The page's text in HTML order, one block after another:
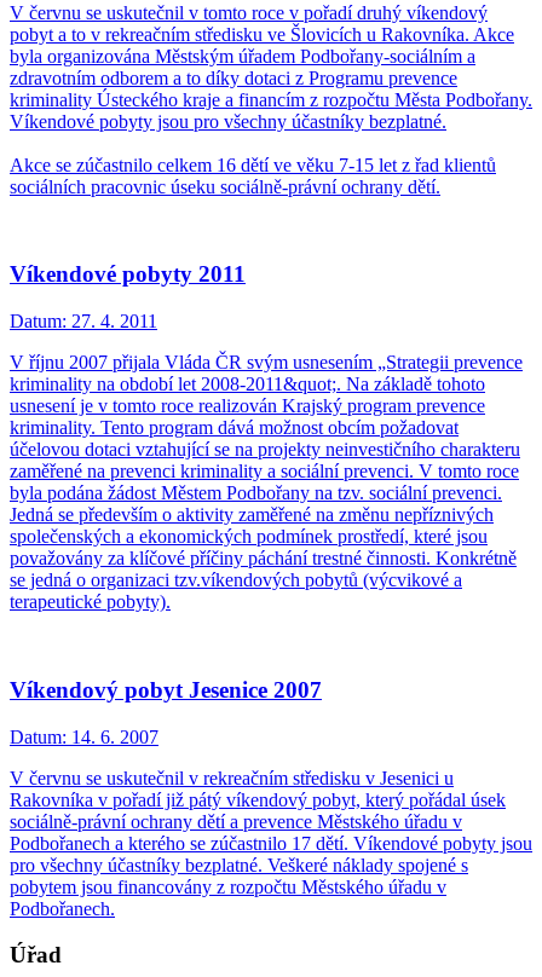
V červnu se uskutečnil v tomto roce v pořadí druhý víkendový
pobyt a to v rekreačním středisku ve Šlovicích u Rakovníka. Akce
byla organizována Městským úřadem Podbořany-sociálním a
zdravotním odborem a to díky dotaci z Programu prevence
kriminality Ústeckého kraje a financím z rozpočtu Města Podbořany.
Víkendové pobyty jsou pro všechny účastníky bezplatné.
Akce se zúčastnilo celkem 16 dětí ve věku 7-15 let z řad klientů
sociálních pracovnic úseku sociálně-právní ochrany dětí.
Víkendové pobyty 2011
Datum: 27. 4. 2011
V říjnu 2007 přijala Vláda ČR svým usnesením „Strategii prevence
kriminality na období let 2008-2011&quot;. Na základě tohoto
usnesení je v tomto roce realizován Krajský program prevence
kriminality. Tento program dává možnost obcím požadovat
účelovou dotaci vztahující se na projekty neinvestičního charakteru
zaměřené na prevenci kriminality a sociální prevenci. V tomto roce
byla podána žádost Městem Podbořany na tzv. sociální prevenci.
Jedná se především o aktivity zaměřené na změnu nepříznivých
společenských a ekonomických podmínek prostředí, které jsou
považovány za klíčové příčiny páchání trestné činnosti. Konkrétně
se jedná o organizaci tzv.víkendových pobytů (výcvikové a
terapeutické pobyty).
Víkendový pobyt Jesenice 2007
Datum: 14. 6. 2007
V červnu se uskutečnil v rekreačním středisku v Jesenici u
Rakovníka v pořadí již pátý víkendový pobyt, který pořádal úsek
sociálně-právní ochrany dětí a prevence Městského úřadu v
Podbořanech a kterého se zúčastnilo 17 dětí. Víkendové pobyty jsou
pro všechny účastníky bezplatné. Veškeré náklady spojené s
pobytem jsou financovány z rozpočtu Městského úřadu v
Podbořanech.
Úřad